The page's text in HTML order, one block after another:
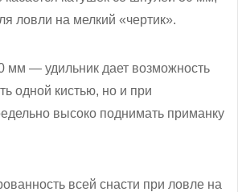
ловли на мелкий «чертик».
— удильник дает возможность
одной кистью, но и при
высоко поднимать приманку
всей снасти при ловле на